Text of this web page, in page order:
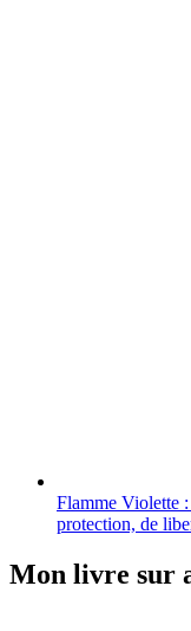
Flamme Violette
protection, de
Mon livre sur